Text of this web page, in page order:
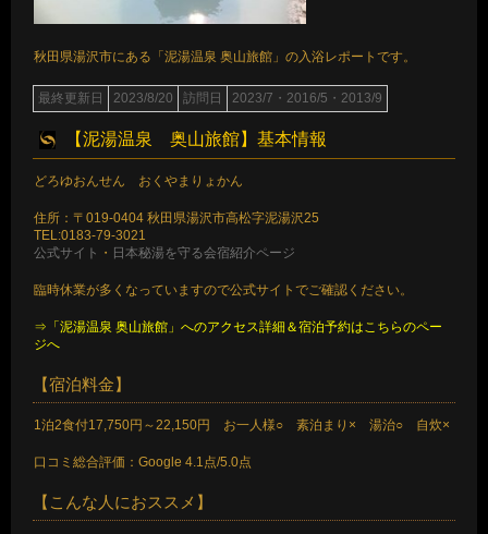
秋田県湯沢市にある「泥湯温泉 奥山旅館」の入浴レポートです。
最終更新日 2023/8/20 訪問日 2023/7・2016/5・2013/9
【泥湯温泉 奥山旅館】基本情報
どろゆおんせん おくやまりょかん
住所：〒019-0404 秋田県湯沢市高松字泥湯沢25
TEL:0183-79-3021
公式サイト ・ 日本秘湯を守る会宿紹介ページ
臨時休業が多くなっていますので公式サイトでご確認ください。
⇒「泥湯温泉 奥山旅館」へのアクセス詳細＆宿泊予約はこちらのペー
ジへ
【宿泊料金】
1泊2食付17,750円～22,150円 お一人様○ 素泊まり× 湯治○ 自炊×
口コミ総合評価：Google 4.1点/5.0点
【こんな人におススメ】